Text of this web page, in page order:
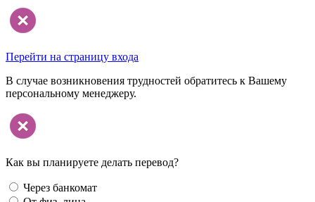
Перейти на страницу входа
В случае возникновения трудностей обратитесь к Вашему
персональному менеджеру.
Как вы планируете делать перевод?
Через банкомат